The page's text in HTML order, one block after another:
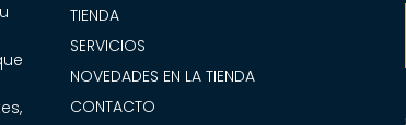
TIENDA
SERVICIOS
NOVEDADES EN LA TIENDA
CONTACTO